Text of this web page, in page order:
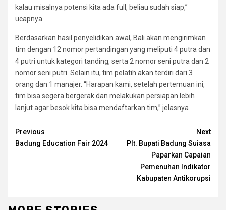
kalau misalnya potensi kita ada full, beliau sudah siap,”
ucapnya.
Berdasarkan hasil penyelidikan awal, Bali akan mengirimkan
tim dengan 12 nomor pertandingan yang meliputi 4 putra dan
4 putri untuk kategori tanding, serta 2 nomor seni putra dan 2
nomor seni putri. Selain itu, tim pelatih akan terdiri dari 3
orang dan 1 manajer. “Harapan kami, setelah pertemuan ini,
tim bisa segera bergerak dan melakukan persiapan lebih
lanjut agar besok kita bisa mendaftarkan tim,” jelasnya
Continue
Reading
Previous
Badung Education Fair 2024
Next
Plt. Bupati Badung Suiasa
Paparkan Capaian
Pemenuhan Indikator
Kabupaten Antikorupsi